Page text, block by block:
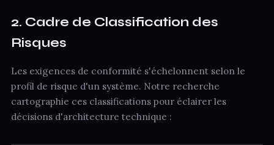
2. Cadre de Classification des
Risques
Les exigences de conformité s'échelonnent selon le
profil de risque d'un système. Notre recherche
cartographie ces classifications pour éclairer les
décisions d'architecture technique :